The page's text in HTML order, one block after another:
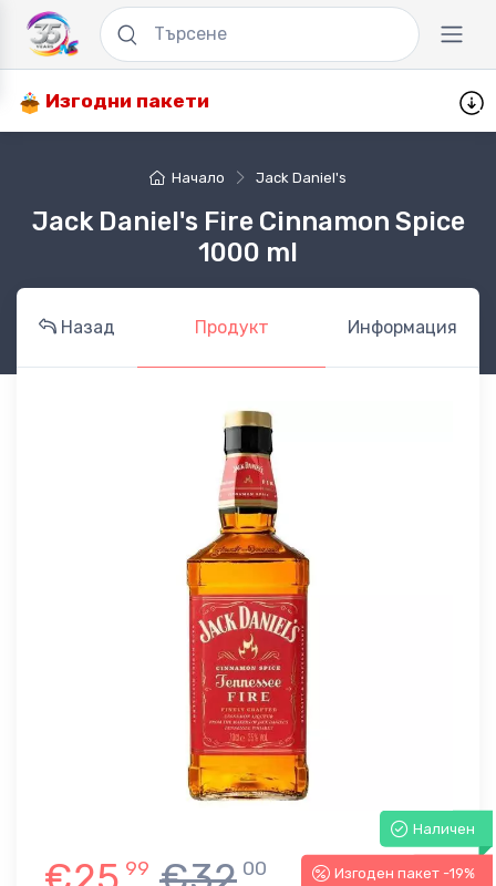
Изгодни пакети
Начало Jack Daniel's
Jack Daniel's Fire Cinnamon Spice
1000 ml
Назад Продукт Информация
Наличен
-19%
Изгоден пакет -19%
99 00